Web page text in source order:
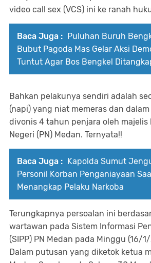
video call sex (VCS) ini ke ranah
Baca Juga : Puluhan Buruh
Bubut Pagoda Mas Gelar Aksi
Tuntut Agar Bos Bengkel
Bahkan pelakunya sendiri adalah
(napi) yang niat memeras dan
divonis 4 tahun penjara oleh majelis
Negeri (PN) Medan. Ternyata!!
Baca Juga : Kapolda Sumut
Personil Korban Penganiayaan
Menangkap Pelaku Narkoba
Terungkapnya persoalan ini
wartawan pada Sistem Informasi
(SIPP) PN Medan pada Minggu (16/
Dalam putusan yang diketok ketua